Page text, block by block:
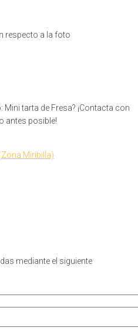
respecto a la foto
tarta de Fresa? ¡Contacta con
antes posible!
Miribilla)
mediante el siguiente